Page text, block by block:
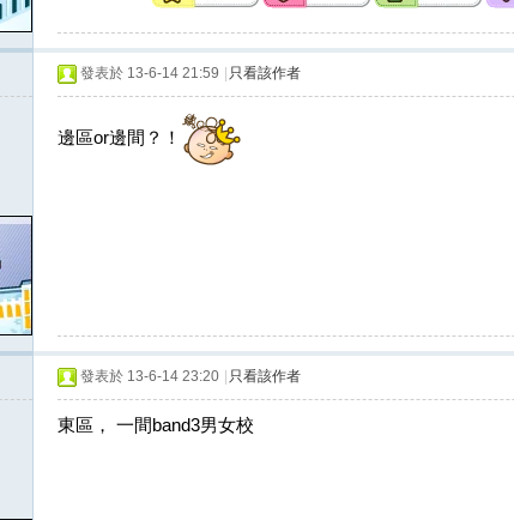
發表於 13-6-14 21:59 只看該作者
邊區or邊間？！
發表於 13-6-14 23:20 只看該作者
東區， 一間band3男女校